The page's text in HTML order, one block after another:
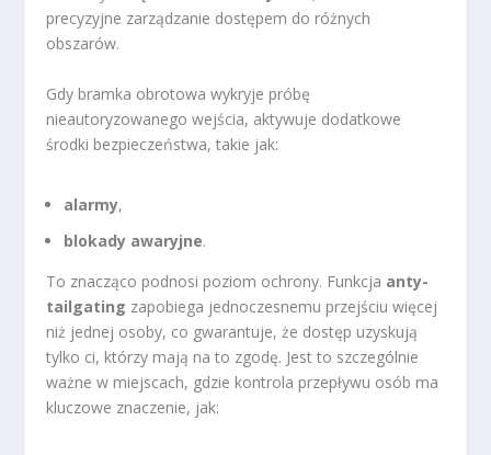
precyzyjne zarządzanie dostępem do różnych
obszarów.
Gdy bramka obrotowa wykryje próbę
nieautoryzowanego wejścia, aktywuje dodatkowe
środki bezpieczeństwa, takie jak:
alarmy,
blokady awaryjne.
To znacząco podnosi poziom ochrony. Funkcja anty-
tailgating zapobiega jednoczesnemu przejściu więcej
niż jednej osoby, co gwarantuje, że dostęp uzyskują
tylko ci, którzy mają na to zgodę. Jest to szczególnie
ważne w miejscach, gdzie kontrola przepływu osób ma
kluczowe znaczenie, jak: